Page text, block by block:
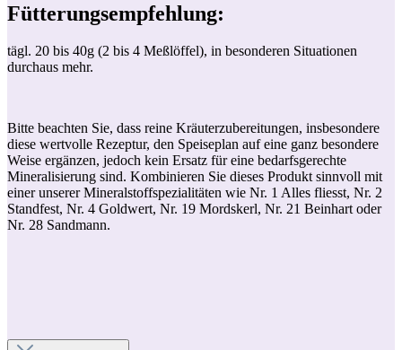
Fütterungsempfehlung:
tägl. 20 bis 40g (2 bis 4 Meßlöffel), in besonderen Situationen
durchaus mehr.
Bitte beachten Sie, dass reine Kräuterzubereitungen, insbesondere
diese wertvolle Rezeptur, den Speiseplan auf eine ganz besondere
Weise ergänzen, jedoch kein Ersatz für eine bedarfsgerechte
Mineralisierung sind. Kombinieren Sie dieses Produkt sinnvoll mit
einer unserer Mineralstoffspezialitäten wie Nr. 1 Alles fliesst, Nr. 2
Standfest, Nr. 4 Goldwert, Nr. 19 Mordskerl, Nr. 21 Beinhart oder
Nr. 28 Sandmann.